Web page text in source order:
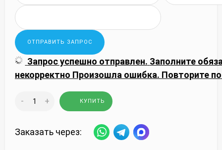
Запрос успешно отправлен. Заполните
некорректно Произошла ошибка. Повторите
- + КУПИТЬ
Заказать через: